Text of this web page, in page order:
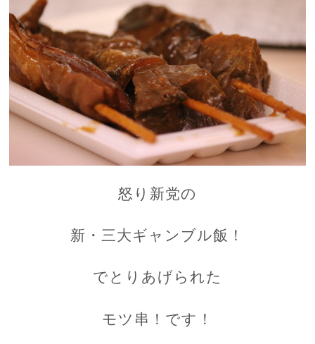
怒り新党の
新・三大ギャンブル飯！
でとりあげられた
モツ串！です！